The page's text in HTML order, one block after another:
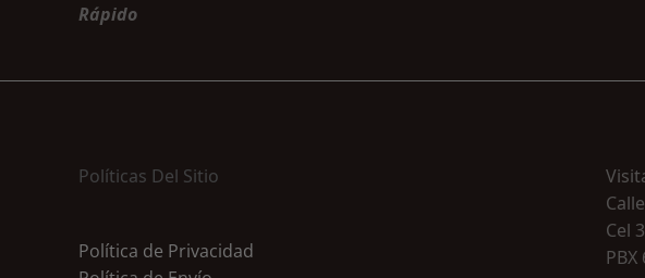
Rápido
Políticas Del Sitio
Política de Privacidad
Cel
PBX